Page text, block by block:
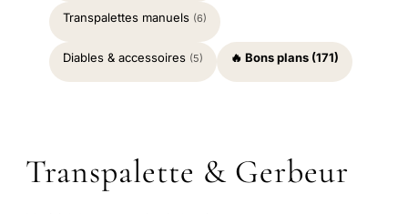
Transpalettes manuels (6)
Diables & accessoires (5) 🔥 Bons plans (171)
Transpalette & Gerbeur